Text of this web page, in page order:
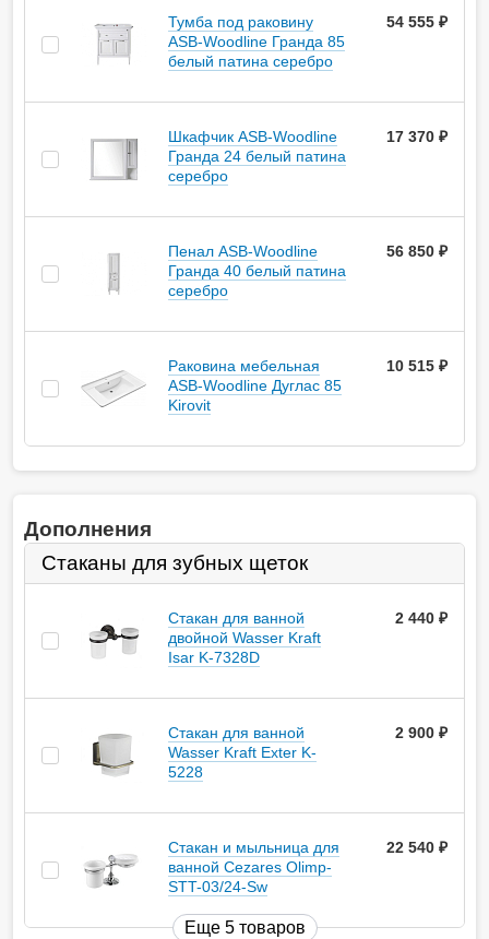
Тумба под раковину
ASB-Woodline Гранда 85
белый патина серебро
54 555 ₽
Шкафчик ASB-Woodline
Гранда 24 белый патина
серебро
17 370 ₽
Пенал ASB-Woodline
Гранда 40 белый патина
серебро
56 850 ₽
Раковина мебельная
ASB-Woodline Дуглас 85
Kirovit
10 515 ₽
Дополнения
Стаканы для зубных щеток
Стакан для ванной
двойной Wasser Kraft
Isar K-7328D
2 440
Стакан для ванной
Wasser Kraft Exter K-
5228
2 900
Стакан и мыльница для
ванной Cezares Olimp-
STT-03/24-Sw
22 540
Еще 5 товаров